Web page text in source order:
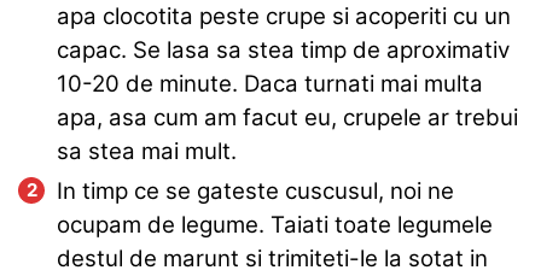
apa clocotita peste crupe si acoperiti cu un
capac. Se lasa sa stea timp de aproximativ
10-20 de minute. Daca turnati mai multa
apa, asa cum am facut eu, crupele ar trebui
sa stea mai mult.
In timp ce se gateste cuscusul, noi ne
ocupam de legume. Taiati toate legumele
destul de marunt si trimiteti-le la sotat in